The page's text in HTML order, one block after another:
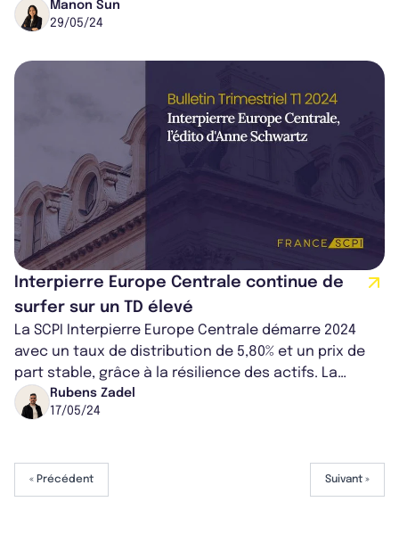
Novapierre Résidentiel. Pour répondr...
Manon Sun
29/05/24
Interpierre Europe Centrale continue de
surfer sur un TD élevé
La SCPI Interpierre Europe Centrale démarre 2024
avec un taux de distribution de 5,80% et un prix de
part stable, grâce à la résilience des actifs. La
reprise économique, soutenue...
Rubens Zadel
17/05/24
« Précédent Suivant »